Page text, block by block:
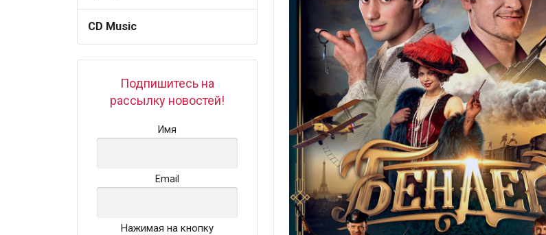
CD Music
Подпишитесь на
рассылку новостей!
Имя
Email
Нажимая на кнопку